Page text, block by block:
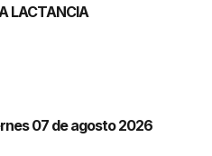
LACTANCIA
07 de agosto 2026